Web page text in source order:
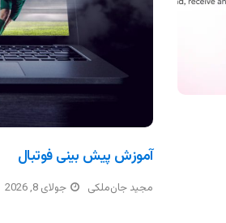
آموزش پیش بینی فوتبال
مجید جان‌ملکی جولای 8, 2026